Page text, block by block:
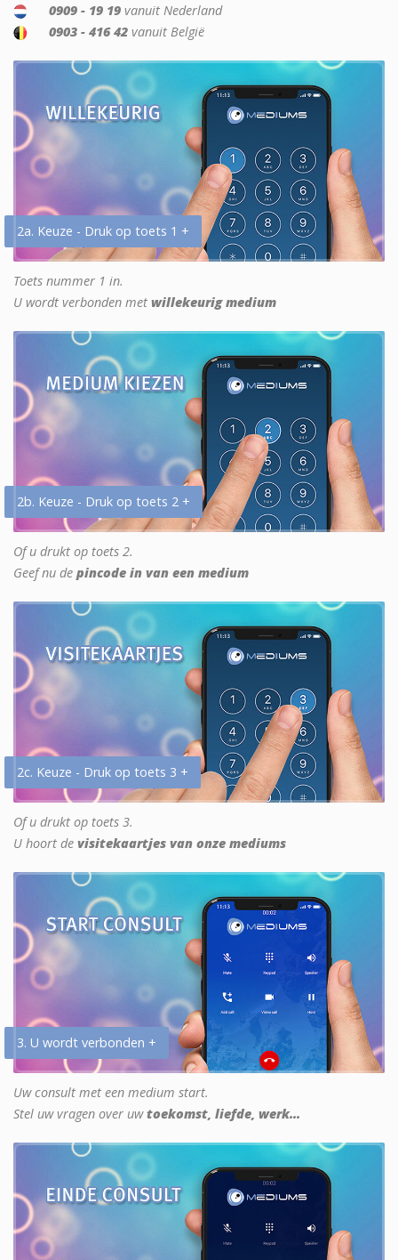
0909 - 19 19 vanuit Nederland
0903 - 416 42 vanuit België
2a. Keuze - Druk op toets 1 +
Toets nummer 1 in.
U wordt verbonden met willekeurig medium
2b. Keuze - Druk op toets 2 +
Of u drukt op toets 2.
Geef nu de pincode in van een medium
2c. Keuze - Druk op toets 3 +
Of u drukt op toets 3.
U hoort de visitekaartjes van onze mediums
3. U wordt verbonden +
Uw consult met een medium start.
Stel uw vragen over uwtoekomst, liefde, werk...